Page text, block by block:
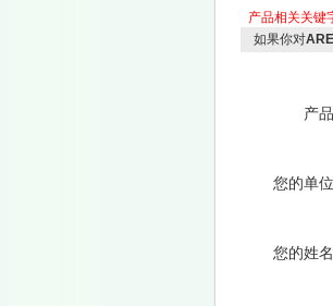
产品相关关键
如果你对
产品
您的单位
您的姓名